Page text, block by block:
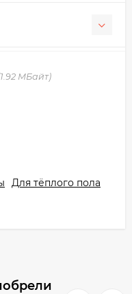
1.92 МБайт
Для тёплого пола